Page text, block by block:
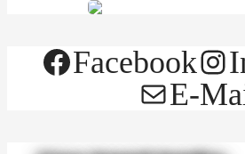
Facebook
E-